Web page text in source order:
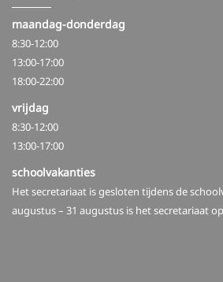
maandag-donderdag
8:30-12:00
13:00-17:00
18:00-22:00
vrijdag
8:30-12:00
13:00-17:00
schoolvakanties
Het secretariaat is gesloten tijdens de
augustus – 31 augustus is het secretariaat